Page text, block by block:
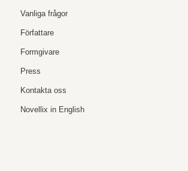
Vanliga frågor
Författare
Formgivare
Press
Kontakta oss
Novellix in English